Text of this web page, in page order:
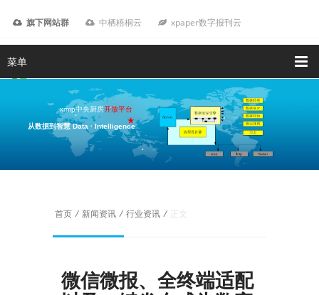
旗下网站群 中栖梧桐云 xpaper数字报刊云
菜单
xrmp中央厨房开放平台
从数据到智慧 Data · Intelligence
首页 / 新闻资讯 / 行业资讯 / 正文
微信微报、全终端适配